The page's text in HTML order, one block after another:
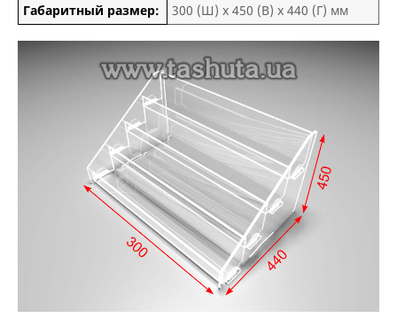
Габаритный размер:
300 (Ш) х 450 (В) х 440 (Г) мм